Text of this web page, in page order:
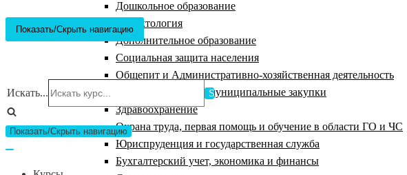
Дошкольное образование
Дефектология
Дополнительное образование
Социальная защита населения
Общепит и Административно-хозяйственная деятельность
Государственные и муниципальные закупки
Здравоохранение
Охрана труда, первая помощь и обучение в области ГО и ЧС
Юриспруденция и государственная служба
Бухгалтерский учет, экономика и финансы
Показать/Скрыть навигацию
Искать...
Показать/Скрыть навигацию